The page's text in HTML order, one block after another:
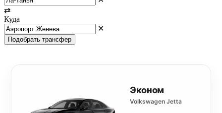
⇄
Куда
✕
Подобрать трансфер
Эконом
Volkswagen Jetta